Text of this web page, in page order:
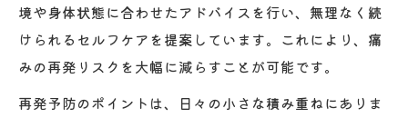
境や身体状態に合わせたアドバイスを行い、無理なく続
けられるセルフケアを提案しています。これにより、痛
みの再発リスクを大幅に減らすことが可能です。
再発予防のポイントは、日々の小さな積み重ねにありま